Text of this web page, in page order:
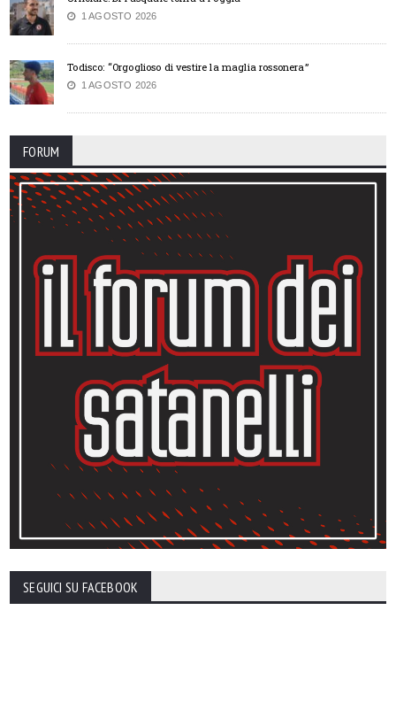
1 AGOSTO 2026
Todisco: “Orgoglioso di vestire la maglia rossonera”
1 AGOSTO 2026
FORUM
SEGUICI SU FACEBOOK